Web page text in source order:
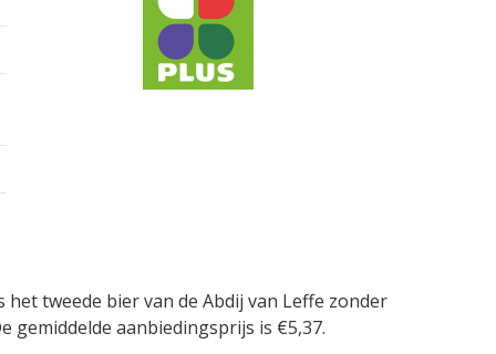
tweede bier van de Abdij van Leffe zonder
gemiddelde aanbiedingsprijs is €5,37.